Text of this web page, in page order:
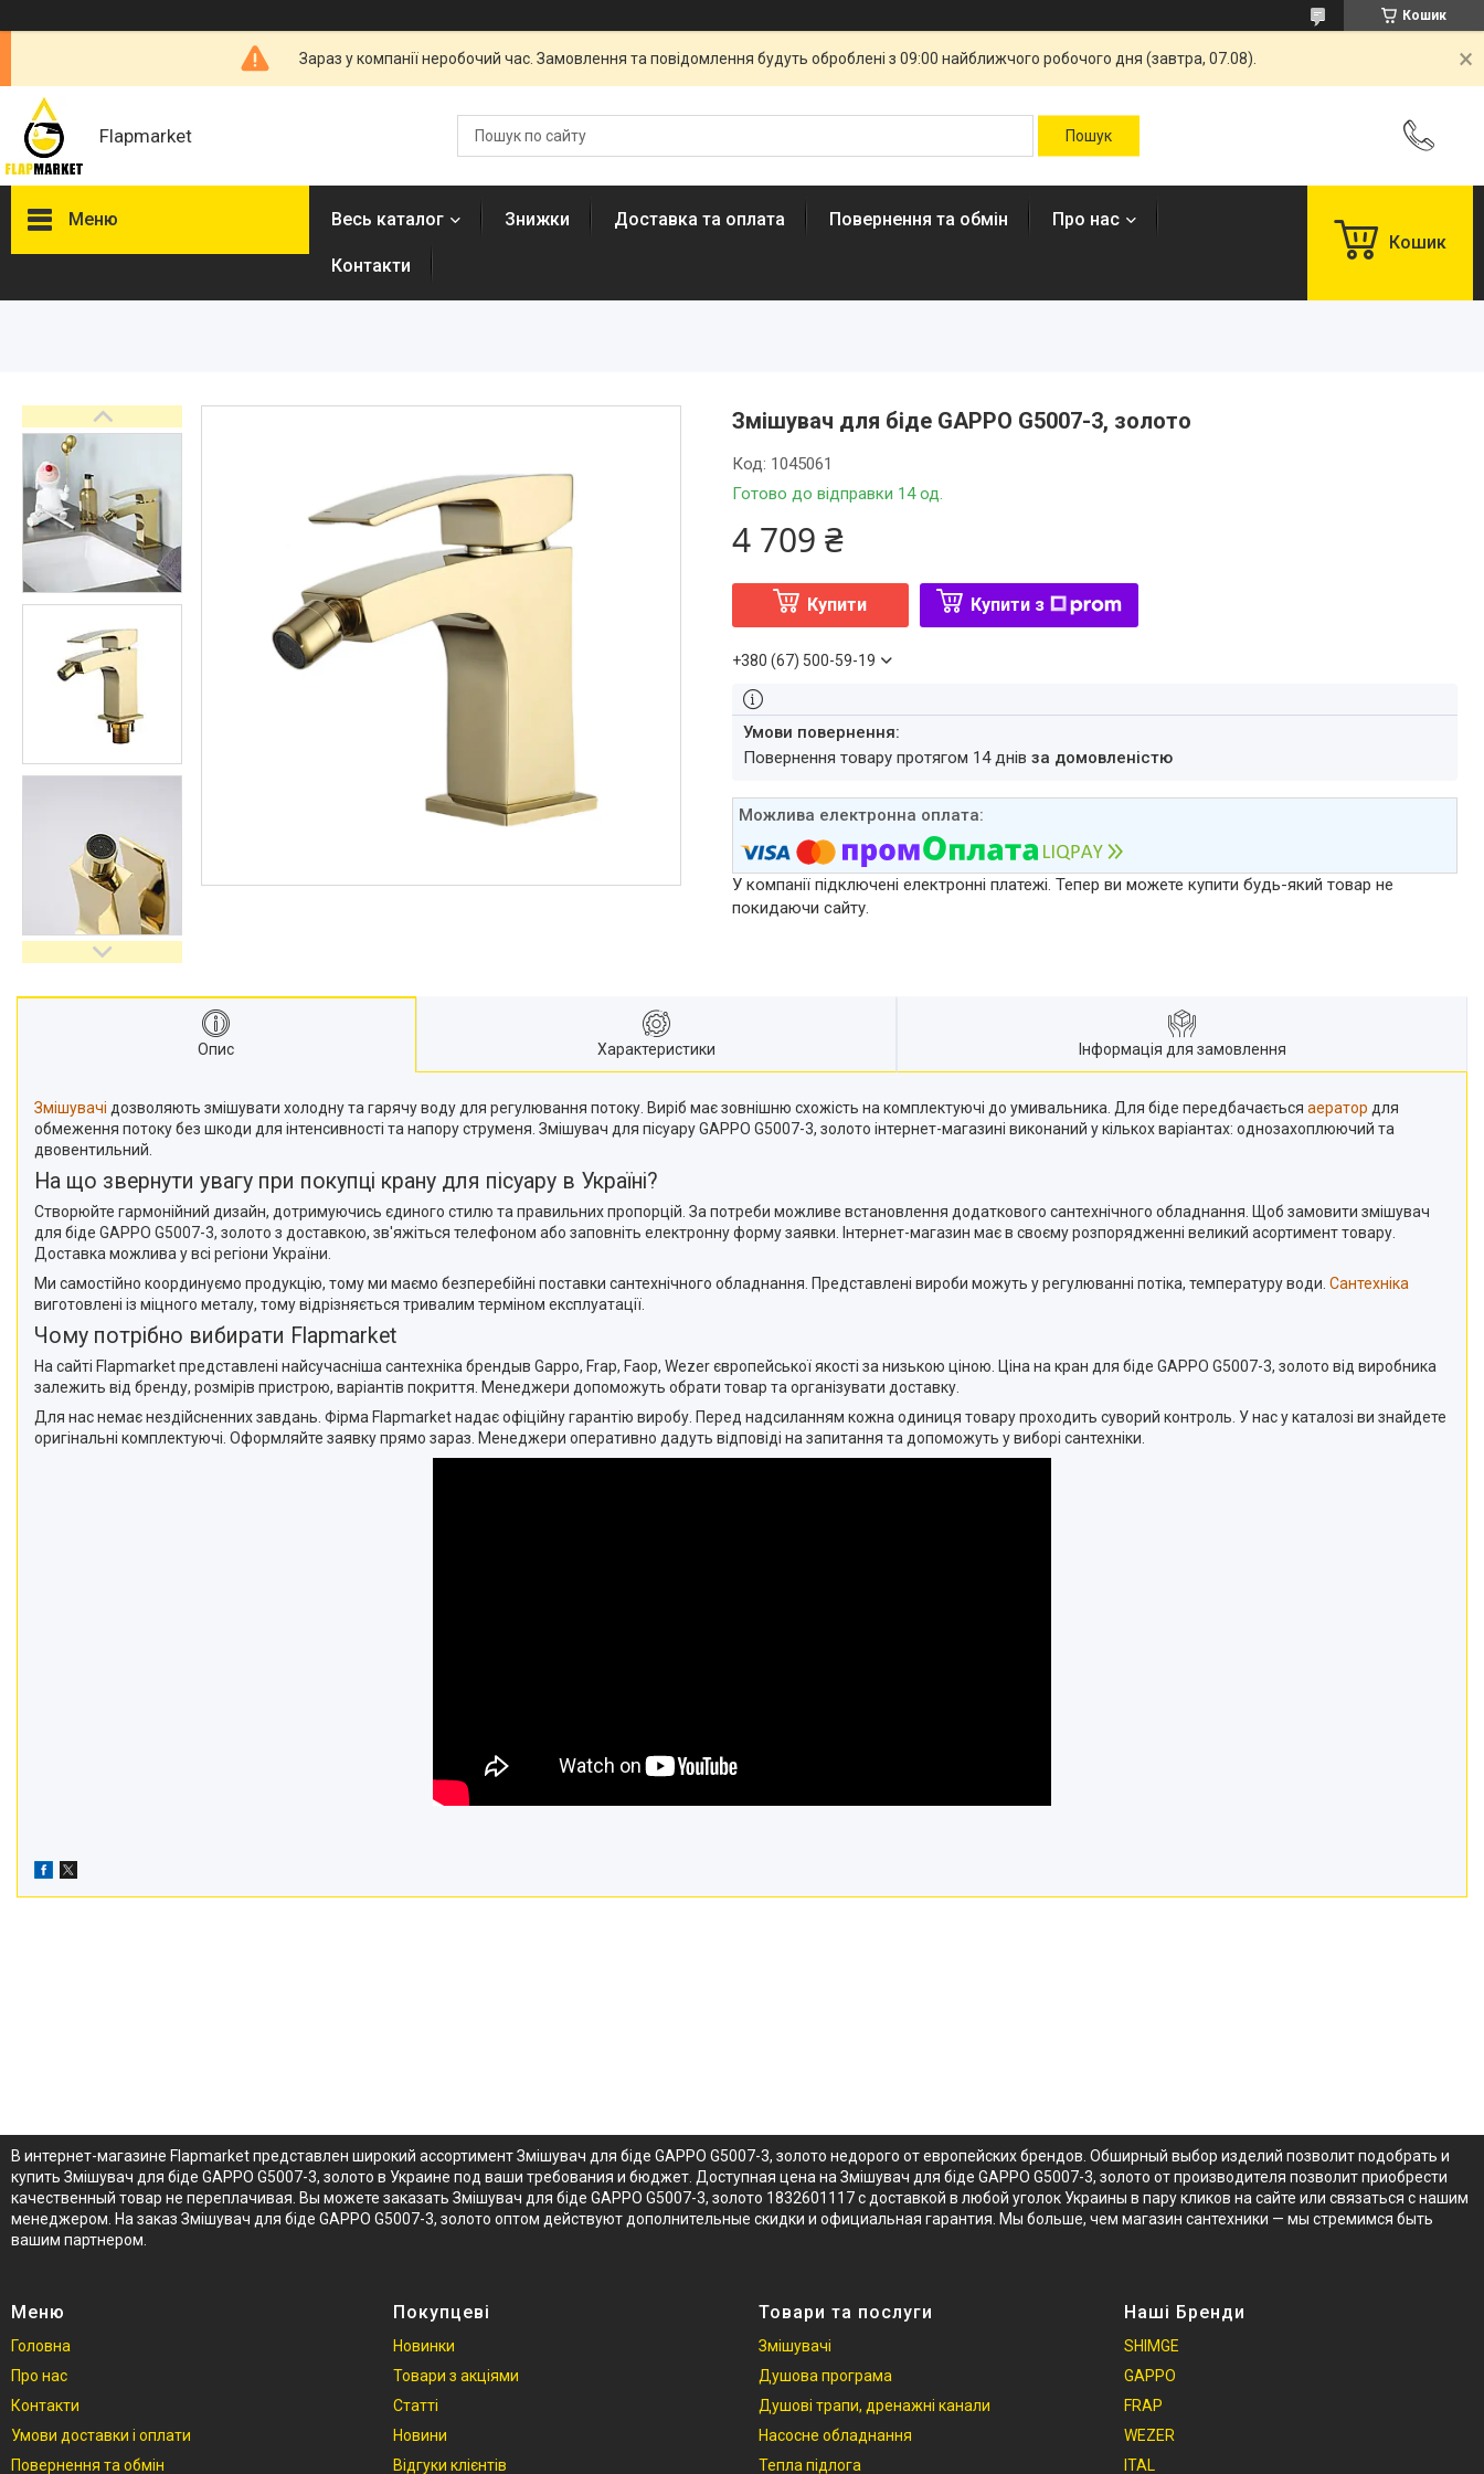
Кошик
Зараз у компанії неробочий час. Замовлення та повідомлення будуть оброблені з 09:00 найближчого робочого дня (завтра, 07.08).
Flapmarket
Меню
Душові трапи, дренажні
канали
Аксесуари для ванної
кімнати
Запчастини та комплектуючі
Гнучкі шланги (підведення)
Кухонні мийки
Рушникосушарки
Матеріали для влаштування
теплої підлоги
Запірно-регулююча
Фільтри для води
Насосне обладнання
Інструмент
Пакувальні сантехнічні
Весь каталог Знижки Доставка та оплата Повернення та обмін Про нас
Контакти
Кошик
Змішувач для біде GAPPO G5007-3, золото
Готово до відправки 14 од.
Код: 1045061
4 709 ₴
Купити Купити з
+380 (67) 500-59-19
повернення товару протягом 14 днів за домовленістю
У компанії підключені електронні платежі. Тепер ви можете купити будь-який товар не
покидаючи сайту.
Опис Характеристики Інформація для замовлення
Змішувачі дозволяють змішувати холодну та гарячу воду для регулювання потоку. Виріб має зовнішню схожість на комплектуючі до умивальника. Для біде передбачається аератор для
обмеження потоку без шкоди для інтенсивності та напору струменя. Змішувач для пісуару GAPPO G5007-3, золото інтернет-магазині виконаний у кількох варіантах: однозахоплюючий та
двовентильний.
На що звернути увагу при покупці крану для пісуару в Україні?
Створюйте гармонійний дизайн, дотримуючись єдиного стилю та правильних пропорцій. За потреби можливе встановлення додаткового сантехнічного обладнання. Щоб замовити змішувач
для біде GAPPO G5007-3, золото з доставкою, зв'яжіться телефоном або заповніть електронну форму заявки. Інтернет-магазин має в своєму розпорядженні великий асортимент товару.
Доставка можлива у всі регіони України.
Ми самостійно координуємо продукцію, тому ми маємо безперебійні поставки сантехнічного обладнання. Представлені вироби можуть у регулюваннi потіка, температуру води. Сантехніка
виготовлені із міцного металу, тому відрізняється тривалим терміном експлуатації.
Чому потрібно вибирати Flapmarket
На сайті Flapmarket представлені найсучасніша сантехніка брендыв Gappo, Frap, Faop, Wezer європейської якості за низькою ціною. Ціна на кран для біде GAPPO G5007-3, золото від виробника
залежить від бренду, розмірів пристрою, варіантів покриття. Менеджери допоможуть обрати товар та організувати доставку.
Для нас немає нездійсненних завдань. Фірма Flapmarket надає офіційну гарантію виробу. Перед надсиланням кожна одиниця товару проходить суворий контроль. У нас у каталозі ви знайдете
оригінальні комплектуючі. Оформляйте заявку прямо зараз. Менеджери оперативно дадуть відповіді на запитання та допоможуть у виборі сантехніки.
В интернет-магазине Flapmarket представлен широкий ассортимент Змішувач для біде GAPPO G5007-3, золото недорого от европейских брендов. Обширный выбор изделий позволит подобрать и
купить Змішувач для біде GAPPO G5007-3, золото в Украине под ваши требования и бюджет. Доступная цена на Змішувач для біде GAPPO G5007-3, золото от производителя позволит приобрести
качественный товар не переплачивая. Вы можете заказать Змішувач для біде GAPPO G5007-3, золото 1832601117 с доставкой в любой уголок Украины в пару кликов на сайте или связаться с нашим
менеджером. На заказ Змішувач для біде GAPPO G5007-3, золото оптом действуют дополнительные скидки и официальная гарантия. Мы больше, чем магазин сантехники — мы стремимся быть
вашим партнером.
Меню
Головна
Про нас
Контакти
Умови доставки і оплати
Повернення та обмін
Покупцеві
Новинки
Товари з акціями
Статті
Новини
Відгуки клієнтів
Товари та послуги
Змішувачі
Душова програма
Душові трапи, дренажні канали
Насосне обладнання
Тепла підлога
Наші Бренди
SHIMGE
GAPPO
FRAP
WEZER
ITAL